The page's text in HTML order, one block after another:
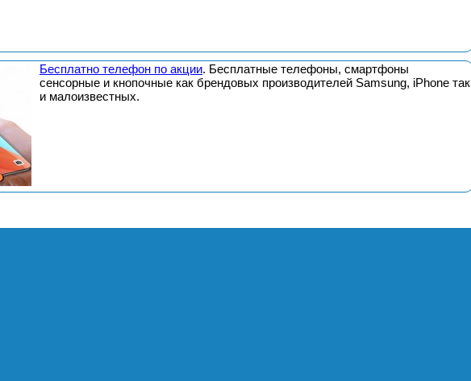
Бесплатно телефон по акции. Бесплатные телефоны, смартфоны
сенсорные и кнопочные как брендовых производителей Samsung, iPhone так
и малоизвестных.